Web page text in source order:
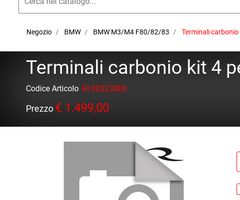
Negozio BMW BMW M3/M4 F80/82/83 Terminali
Terminali carbonio kit 4
Codice Articolo RI 00323006
Prezzo € 1.499,00